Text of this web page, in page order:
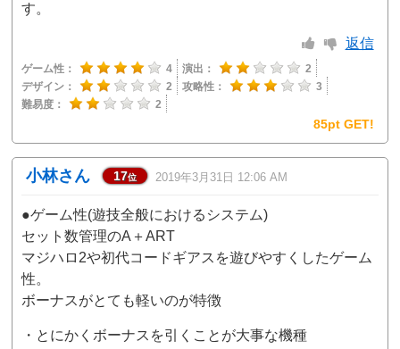
す。
返信
ゲーム性： 4 演出：
2
デザイン：
2 攻略性：
3
難易度：
2
85pt GET!
小林さん 17位 2019年3月31日 12:06 AM
●ゲーム性(遊技全般におけるシステム)
セット数管理のA＋ART
マジハロ2や初代コードギアスを遊びやすくしたゲーム
性。
ボーナスがとても軽いのが特徴
・とにかくボーナスを引くことが大事な機種